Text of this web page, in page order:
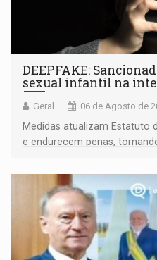
DEEPFAKE:
sexual infantil na
Geral 06 de Agosto de
Medidas atualizam Estatuto
e endurecem penas,